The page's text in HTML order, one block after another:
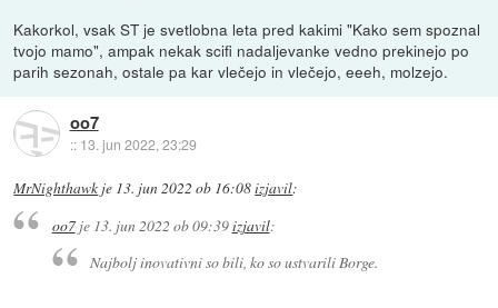
Kakorkol, vsak ST je svetlobna leta pred kakimi "Kako sem spoznal
tvojo mamo", ampak nekak scifi nadaljevanke vedno prekinejo po
parih sezonah, ostale pa kar vlečejo in vlečejo, eeeh, molzejo.
oo7
:: 13. jun 2022, 23:29
MrNighthawk je 13. jun 2022 ob 16:08izjavil:
oo7je 13. jun 2022 ob 09:39izjavil:
Najbolj inovativni so bili, ko so ustvarili Borge.